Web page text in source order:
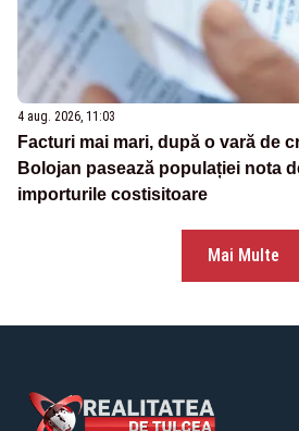
4 aug. 2026, 11:03
Facturi mai mari, după o vară de
Bolojan pasează populației nota
importurile costisitoare
Mai Multe